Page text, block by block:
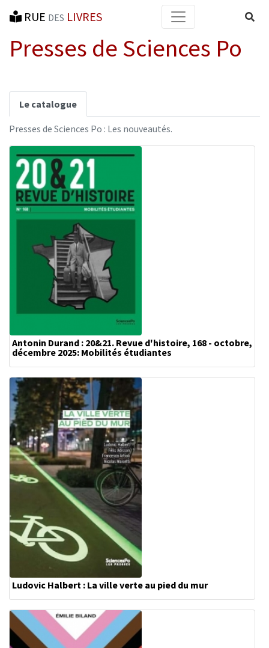
RUE DES LIVRES
Presses de Sciences Po
Le catalogue
Presses de Sciences Po : Les nouveautés.
Antonin Durand : 20&21. Revue d'histoire, 168 - octobre,
décembre 2025: Mobilités étudiantes
Ludovic Halbert : La ville verte au pied du mur